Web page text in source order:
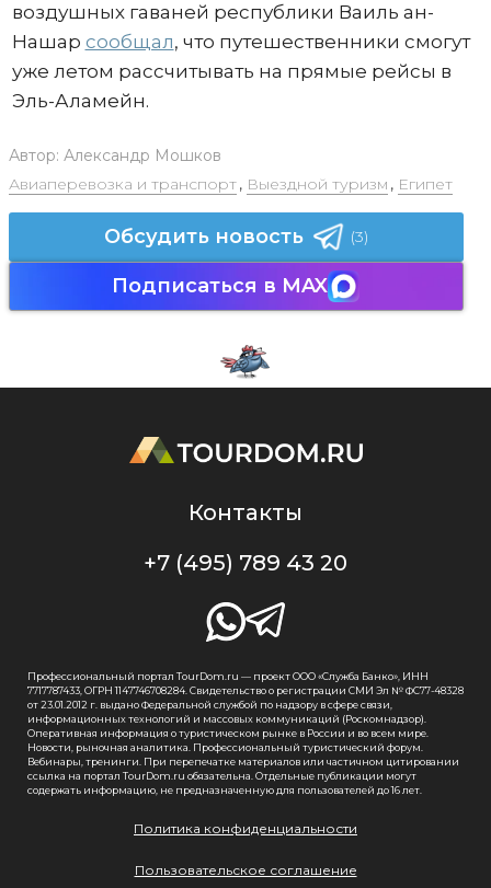
воздушных гаваней республики Ваиль ан-
Нашар сообщал, что путешественники смогут
уже летом рассчитывать на прямые рейсы в
Эль-Аламейн.
Автор: Александр Мошков
Авиаперевозка и транспорт, Выездной туризм , Египет
Обсудить новость (3)
Подписаться в MAX
Контакты
+7 (495) 789 43 20
Профессиональный портал TourDom.ru — проект ООО «Служба Банко», ИНН
7717787433, ОГРН 1147746708284. Свидетельство о регистрации СМИ Эл № ФС77-48328
от 23.01.2012 г. выдано Федеральной службой по надзору в сфере связи,
информационных технологий и массовых коммуникаций (Роскомнадзор).
Оперативная информация о туристическом рынке в России и во всем мире.
Новости, рыночная аналитика. Профессиональный туристический форум.
Вебинары, тренинги. При перепечатке материалов или частичном цитировании
ссылка на портал TourDom.ru обязательна. Отдельные публикации могут
содержать информацию, не предназначенную для пользователей до 16 лет.
Политика конфиденциальности
Пользовательское соглашение